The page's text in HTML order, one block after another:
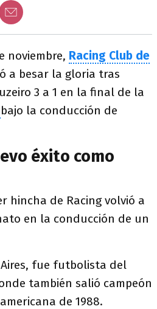
noviembre, Racing Club de
a besar la gloria tras
3 a 1 en la final de la
bajo la conducción de
éxito como
hincha de Racing volvió a
en la conducción de un
fue futbolista del
también salió campeón
de 1988.